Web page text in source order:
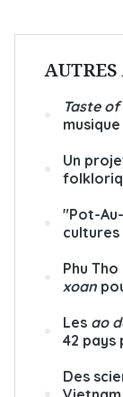
Taste
Un
"Pot-
Phu
xoan
Les ao
42 pays
Des